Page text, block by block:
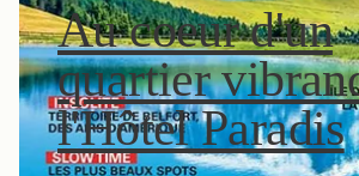
Au coeur d'un
quartier
l'Hôtel Paradis